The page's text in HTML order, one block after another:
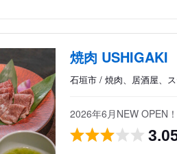
焼肉 USHIGAKI
石垣市 / 焼肉、居酒屋、
2026年6月NEW OPEN